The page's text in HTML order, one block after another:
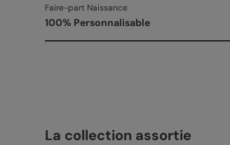
Faire-part Naissance
100% Personnalisable
La collection assortie